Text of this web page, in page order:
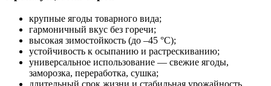
крупные ягоды товарного вида;
гармоничный вкус без горечи;
высокая зимостойкость (до –45 °C);
устойчивость к осыпанию и растрескиванию;
универсальное использование — свежие ягоды,
заморозка, переработка, сушка;
длительный срок жизни и стабильная урожайность.